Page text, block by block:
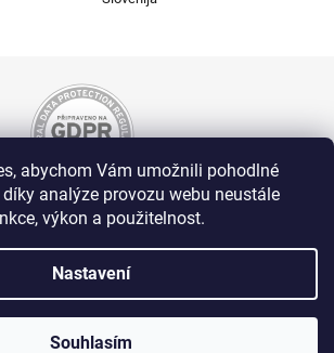
abychom Vám umožnili pohodlné
analýze provozu webu neustále
výkon a použitelnost.
Nastavení
Souhlasím
Nakupujte na Zuty bezpečně a bez obav. Díky
prohlížečem a serverem se přenášejí v